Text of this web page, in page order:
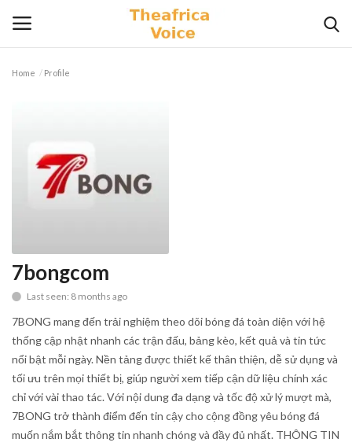
Contact
Lifestyle
Gallery
Blog
Trending
Home Profile
7bongcom
Last seen: 8 months ago
7BONG mang đến trải nghiệm theo dõi bóng đá toàn diện với hệ
thống cập nhật nhanh các trận đấu, bảng kèo, kết quả và tin tức
nổi bật mỗi ngày. Nền tảng được thiết kế thân thiện, dễ sử dụng và
tối ưu trên mọi thiết bị, giúp người xem tiếp cận dữ liệu chính xác
chỉ với vài thao tác. Với nội dung đa dạng và tốc độ xử lý mượt mà,
7BONG trở thành điểm đến tin cậy cho cộng đồng yêu bóng đá
muốn nắm bắt thông tin nhanh chóng và đầy đủ nhất. THÔNG TIN